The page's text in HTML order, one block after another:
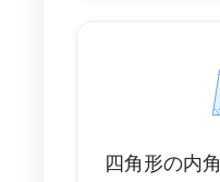
四角形の内角